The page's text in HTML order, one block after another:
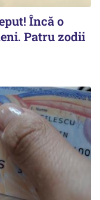
Încă o
Patru zodii